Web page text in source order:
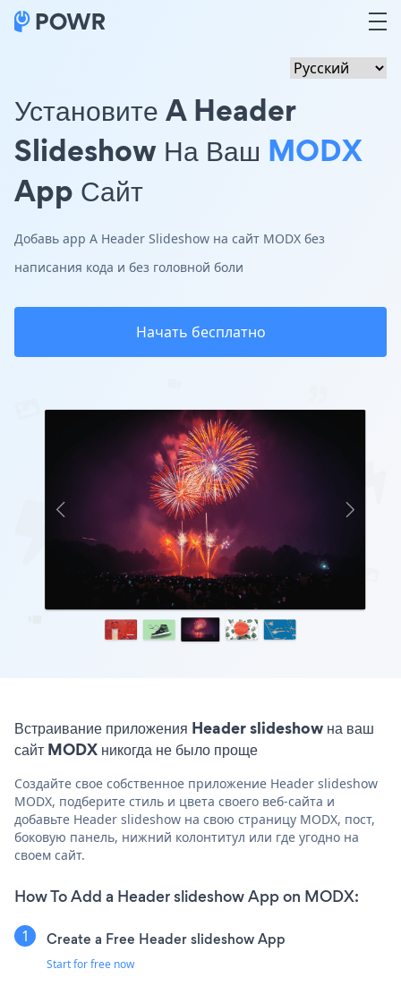
Установите A Header
Slideshow На Ваш MODX
App Сайт
Добавь app A Header Slideshow на сайт MODX без
написания кода и без головной боли
Начать бесплатно
Встраивание приложения Header slideshow на ваш
сайт MODX никогда не было проще
Создайте свое собственное приложение Header slideshow
MODX, подберите стиль и цвета своего веб-сайта и
добавьте Header slideshow на свою страницу MODX, пост,
боковую панель, нижний колонтитул или где угодно на
своем сайт.
How To Add a Header slideshow App on MODX:
Create a Free Header slideshow App
Start for free now